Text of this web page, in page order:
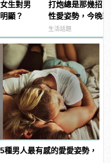
生對男
顯？
打炮總是那幾招
性愛姿勢，今晚
天！ |
生活話題
男人最有感的愛愛姿勢，